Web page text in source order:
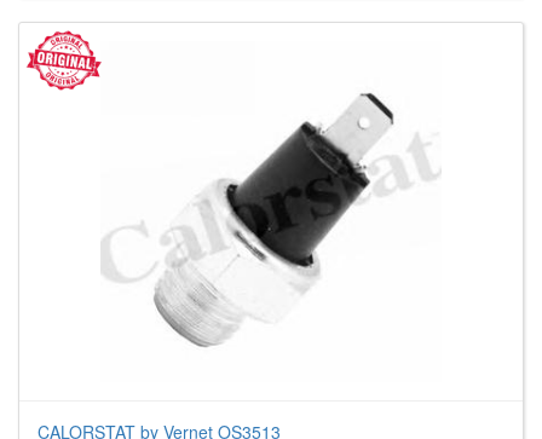
CALORSTAT by Vernet OS3513